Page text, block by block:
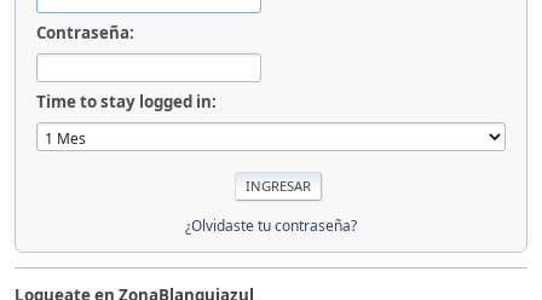
Contraseña:
Time to stay logged in:
¿Olvidaste tu contraseña?
Logueate en ZonaBlanquiazul